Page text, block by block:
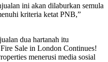
ini akan dilaburkan semula
kriteria ketat PNB,”
dua hartanah itu
Sale in London Continues!
menerusi media sosial